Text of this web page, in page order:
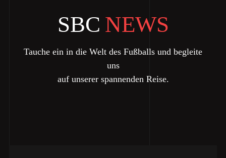
SBC NEWS
Tauche ein in die Welt des Fußballs und begleite
uns
auf unserer spannenden Reise.